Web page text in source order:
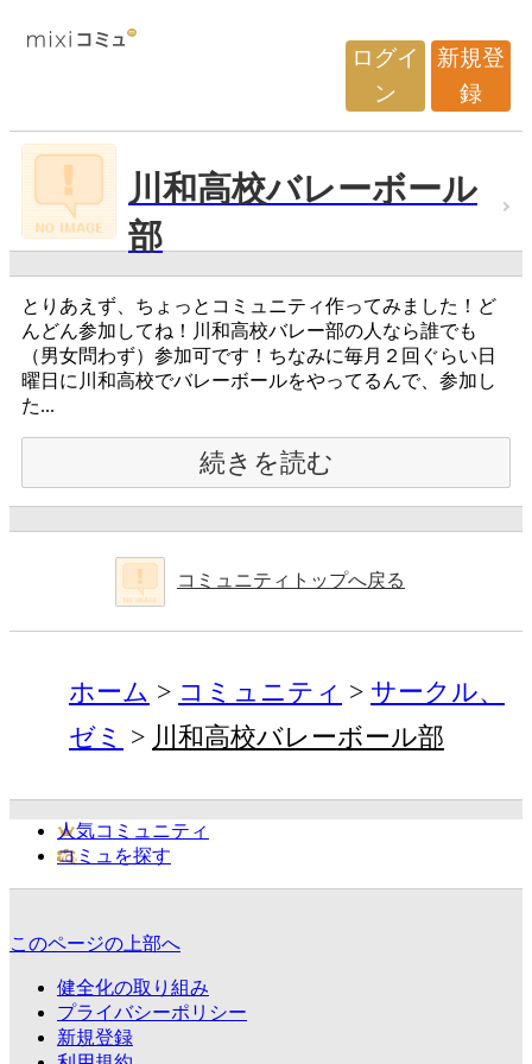
ログイ
ン
新規登
録
川和高校バレーボール
部
とりあえず、ちょっとコミュニティ作ってみました！ど
んどん参加してね！川和高校バレー部の人なら誰でも
（男女問わず）参加可です！ちなみに毎月２回ぐらい日
曜日に川和高校でバレーボールをやってるんで、参加し
た...
続きを読む
コミュニティトップへ戻る
ホーム コミュニティ
サークル、
ゼミ
川和高校バレーボール部
人気コミュニティ
コミュを探す
このページの上部へ
健全化の取り組み
プライバシーポリシー
新規登録